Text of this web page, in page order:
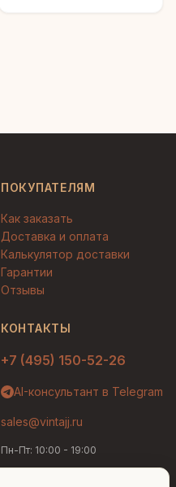
ПОКУПАТЕЛЯМ
Как заказать
Доставка и оплата
Калькулятор доставки
Гарантии
Отзывы
КОНТАКТЫ
+7 (495) 150-52-26
AI-консультант в Telegram
sales@vintajj.ru
Пн-Пт: 10:00 - 19:00